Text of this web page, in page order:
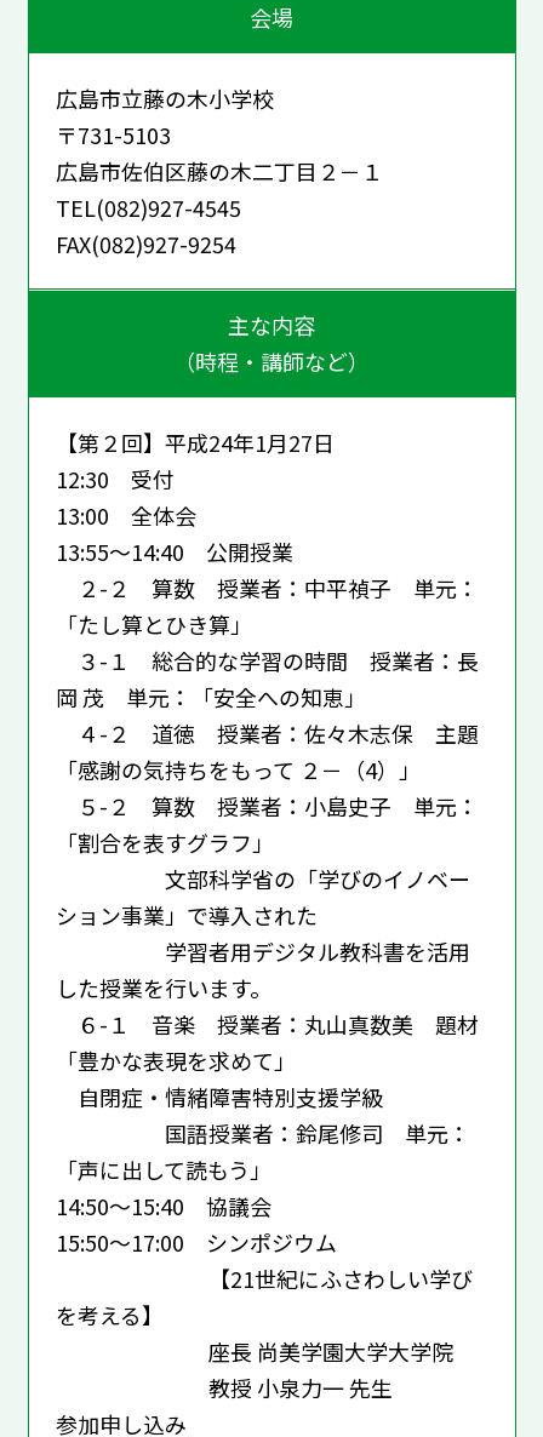
会場
広島市立藤の木小学校
〒731-5103
広島市佐伯区藤の木二丁目２－１
TEL(082)927-4545
FAX(082)927-9254
主な内容
（時程・講師など）
【第２回】平成24年1月27日
12:30 受付
13:00 全体会
13:55～14:40 公開授業
２-２ 算数 授業者：中平禎子 単元：
「たし算とひき算」
３-１ 総合的な学習の時間 授業者：長
岡 茂 単元：「安全への知恵」
４-２ 道徳 授業者：佐々木志保 主題
「感謝の気持ちをもって ２－（4）」
５-２ 算数 授業者：小島史子 単元：
「割合を表すグラフ」
文部科学省の「学びのイノベー
ション事業」で導入された
学習者用デジタル教科書を活用
した授業を行います。
６-１ 音楽 授業者：丸山真数美 題材
「豊かな表現を求めて」
自閉症・情緒障害特別支援学級
国語授業者：鈴尾修司 単元：
「声に出して読もう」
14:50～15:40 協議会
15:50～17:00 シンポジウム
【21世紀にふさわしい学び
を考える】
座長 尚美学園大学大学院
教授 小泉力一 先生
参加申し込み